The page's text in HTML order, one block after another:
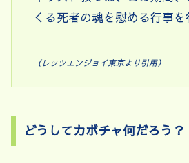
くる死者の魂を慰める行事を
（レッツエンジョイ東京より引用）
どうしてカボチャ何だろう？